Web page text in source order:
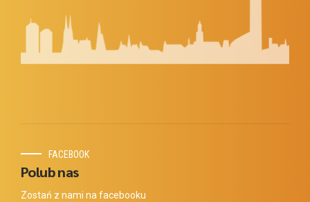
FACEBOOK
Polub nas
Zostań z nami na facebooku